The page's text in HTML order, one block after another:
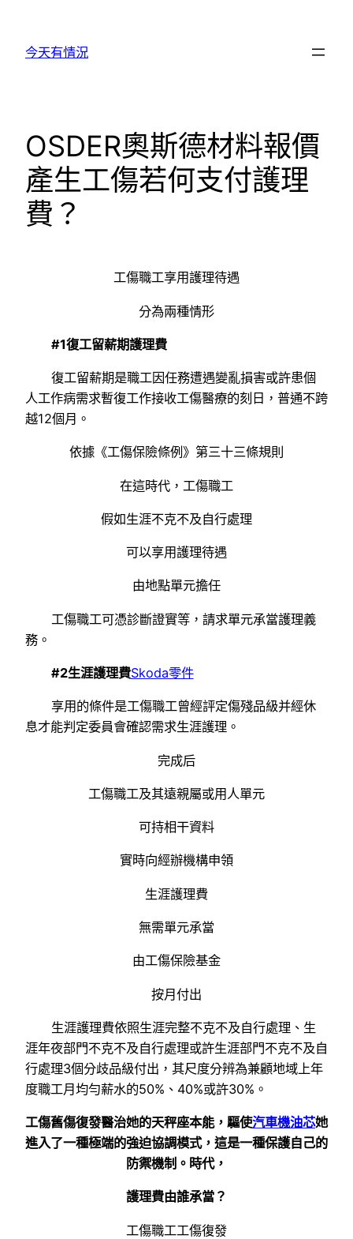
今天有情況
OSDER奧斯德材料報價
產生工傷若何支付護理
費？
工傷職工享用護理待遇
分為兩種情形
#1復工留薪期護理費
復工留薪期是職工因任務遭遇變亂損害或許患個
人工作病需求暫復工作接收工傷醫療的刻日，普通不跨
越12個月。
依據《工傷保險條例》第三十三條規則
在這時代，工傷職工
假如生涯不克不及自行處理
可以享用護理待遇
由地點單元擔任
工傷職工可憑診斷證實等，請求單元承當護理義
務。
#2生涯護理費Skoda零件
享用的條件是工傷職工曾經評定傷殘品級并經休
息才能判定委員會確認需求生涯護理。
完成后
工傷職工及其遠親屬或用人單元
可持相干資料
實時向經辦機構申領
生涯護理費
無需單元承當
由工傷保險基金
按月付出
生涯護理費依照生涯完整不克不及自行處理、生
涯年夜部門不克不及自行處理或許生涯部門不克不及自
行處理3個分歧品級付出，其尺度分辨為兼顧地域上年
度職工月均勻薪水的50%、40%或許30%。
工傷舊傷復發醫治她的天秤座本能，驅使汽車機油芯她
進入了一種極端的強迫協調模式，這是一種保護自己的
防禦機制。時代，
護理費由誰承當？
工傷職工工傷復發